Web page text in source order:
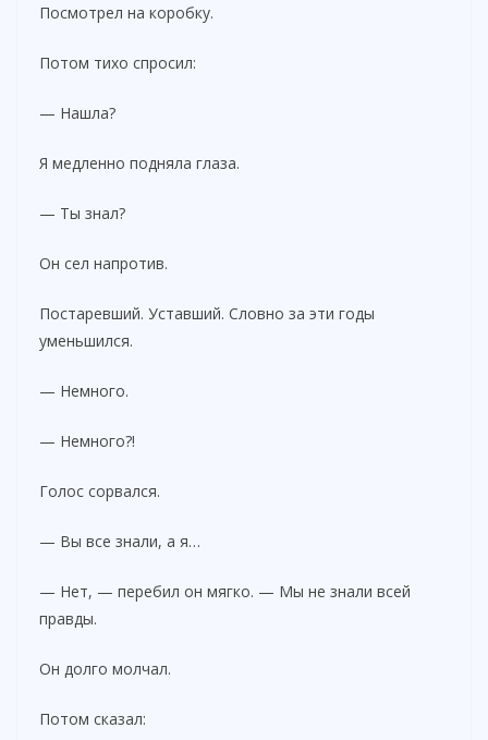
Посмотрел на коробку.
Потом тихо спросил:
— Нашла?
Я медленно подняла глаза.
— Ты знал?
Он сел напротив.
Постаревший. Уставший. Словно за эти годы
уменьшился.
— Немного.
— Немного?!
Голос сорвался.
— Вы все знали, а я…
— Нет, — перебил он мягко. — Мы не знали всей
правды.
Он долго молчал.
Потом сказал: